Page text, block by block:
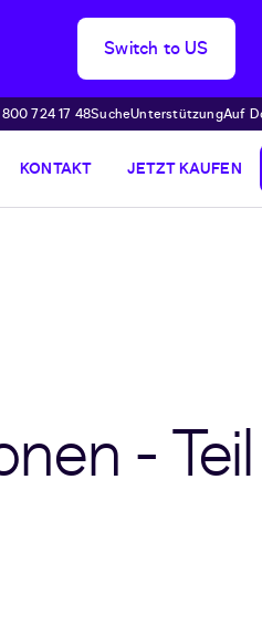
Switch to US
724 17 48SucheUnterstützungAuf
KONTAKT JETZT KAUFEN
-